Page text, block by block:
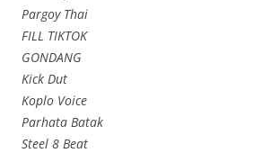
Pargoy Thai
FILL TIKTOK
GONDANG
Kick Dut
Koplo Voice
Parhata Batak
Steel 8 Beat